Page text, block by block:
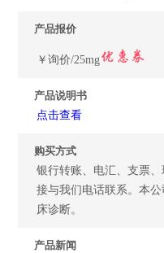
产品报价
￥询价/25mg
产品说明书
点击查看
购买方式
银行转账、电汇、支票
接与我们电话联系。本
床诊断。
产品新闻